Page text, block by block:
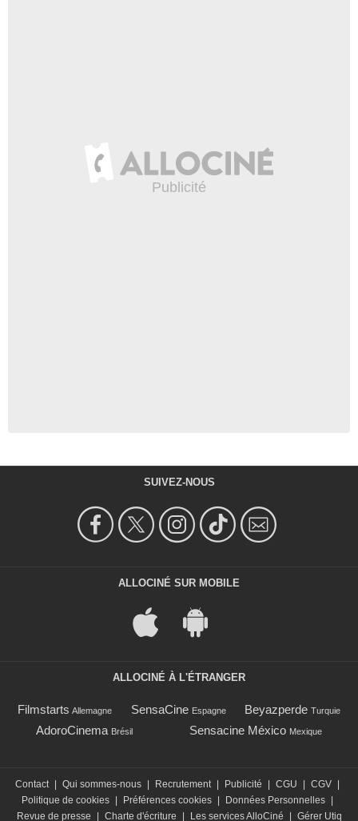
SUIVEZ-NOUS
ALLOCINÉ SUR MOBILE
ALLOCINÉ À L'ÉTRANGER
Filmstarts Allemagne SensaCine Espagne Beyazperde Turquie
AdoroCinema Brésil Sensacine México Mexique
Contact Qui sommes-nous Recrutement Publicité CGU CGV
Politique de cookies
Préférences cookies Données Personnelles
Revue de presse
Charte d'écriture Les services AlloCiné Gérer Utiq